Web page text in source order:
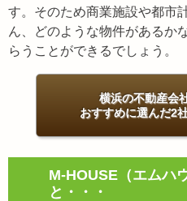
す。そのため商業施設や都市
ん、どのような物件があるか
らうことができるでしょう。
横浜の不動産会
おすすめに選んだ2
M-HOUSE（エムハ
と・・・